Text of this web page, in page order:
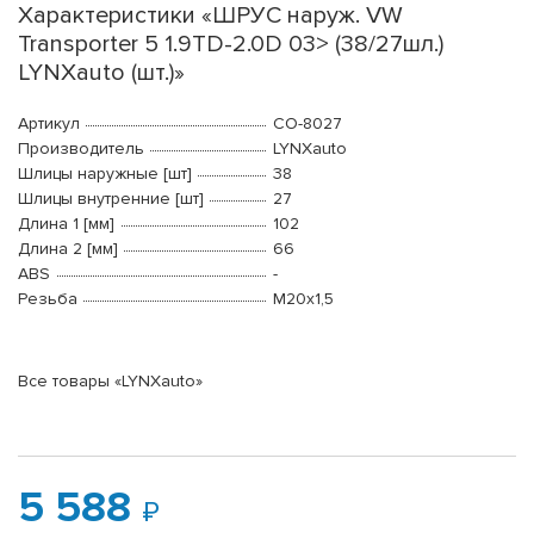
Характеристики «ШРУС наруж. VW
Transporter 5 1.9TD-2.0D 03> (38/27шл.)
LYNXauto (шт.)»
Артикул
CO-8027
Производитель
LYNXauto
Шлицы наружные [шт]
38
Шлицы внутренние [шт]
27
Длина 1 [мм]
102
Длина 2 [мм]
66
ABS
-
Резьба
М20x1,5
Все товары «LYNXauto»
5 588